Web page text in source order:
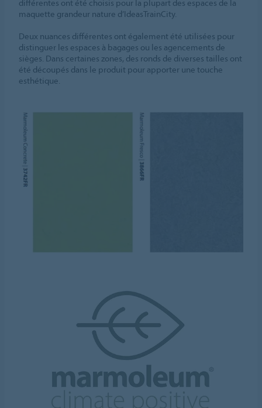
différentes ont été choisis pour la plupart des espaces de la
maquette grandeur nature d’IdeasTrainCity.
Deux nuances différentes ont également été utilisées pour
distinguer les espaces à bagages ou les agencements de
sièges. Dans certaines zones, des ronds de diverses tailles ont
été découpés dans le produit pour apporter une touche
esthétique.